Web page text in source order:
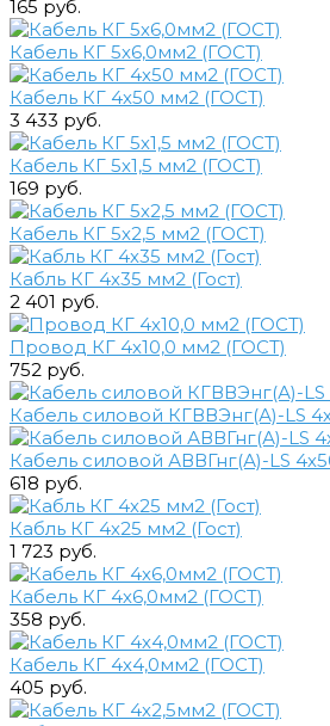
165 руб.
Кабель КГ 5х6,0мм2 (ГОСТ)
Кабель КГ 4х50 мм2 (ГОСТ)
3 433 руб.
Кабель КГ 5х1,5 мм2 (ГОСТ)
169 руб.
Кабель КГ 5х2,5 мм2 (ГОСТ)
Кабль КГ 4х35 мм2 (Гост)
2 401 руб.
Провод КГ 4х10,0 мм2 (ГОСТ)
752 руб.
Кабель силовой КГВВЭнг(А)-LS
Кабель силовой АВВГнг(А)-LS
618 руб.
Кабль КГ 4х25 мм2 (Гост)
1 723 руб.
Кабель КГ 4х6,0мм2 (ГОСТ)
358 руб.
Кабель КГ 4х4,0мм2 (ГОСТ)
405 руб.